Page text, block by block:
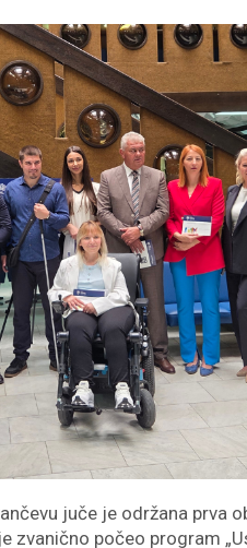
juče je održana prva
zvanično počeo program